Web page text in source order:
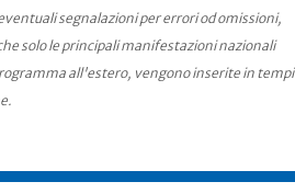
segnalazioni per errori od omissioni,
solo le principali manifestazioni nazionali
all'estero, vengono inserite in tempi